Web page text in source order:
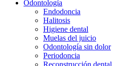
Odontología
Endodoncia
Halitosis
Higiene dental
Muelas del juicio
Odontología sin dolor
Periodoncia
Reconstrucción dental